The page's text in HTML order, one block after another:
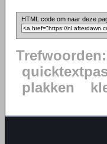
HTML code om naar deze
Trefwoorden:
plakken